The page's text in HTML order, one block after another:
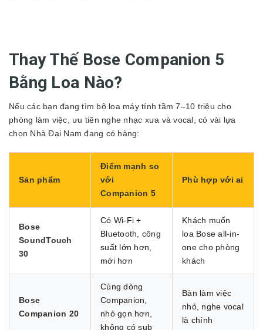
Thay Thế Bose Companion 5
Bằng Loa Nào?
Nếu các bạn đang tìm bộ loa máy tính tầm 7–10 triệu cho
phòng làm việc, ưu tiên nghe nhạc xưa và vocal, có vài lựa
chọn Nhà Đại Nam đang có hàng:
Sản phẩm
Điểm mạnh so
với
Companion 5
Phù hợp với ai
Bose
SoundTouch
30
Có Wi-Fi +
Bluetooth, công
suất lớn hơn,
mới hơn
Khách muốn
loa Bose all-in-
one cho phòng
khách
Bose
Companion 20
Cùng dòng
Companion,
nhỏ gọn hơn,
không có sub
Bàn làm việc
nhỏ, nghe vocal
là chính